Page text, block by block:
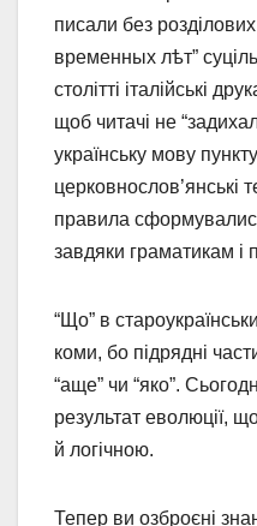
писали без
временных лѣт”
столітті італійські
щоб читачі не
українську мову
церковнослов’янські
правила
завдяки граматикам і
“Що” в
коми, бо підрядні
“аще” чи “яко”.
результат еволюції,
й логічною.
Тепер ви озброєні